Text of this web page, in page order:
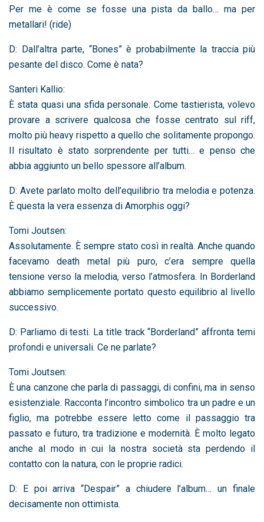
Per me è come se fosse una pista da ballo… ma per
metallari! (ride)
D: Dall’altra parte, “Bones” è probabilmente la traccia più
pesante del disco. Come è nata?
Santeri Kallio:
È stata quasi una sfida personale. Come tastierista, volevo
provare a scrivere qualcosa che fosse centrato sul riff,
molto più heavy rispetto a quello che solitamente propongo.
Il risultato è stato sorprendente per tutti… e penso che
abbia aggiunto un bello spessore all’album.
D: Avete parlato molto dell’equilibrio tra melodia e potenza.
È questa la vera essenza di Amorphis oggi?
Tomi Joutsen:
Assolutamente. È sempre stato così in realtà. Anche quando
facevamo death metal più puro, c’era sempre quella
tensione verso la melodia, verso l’atmosfera. In Borderland
abbiamo semplicemente portato questo equilibrio al livello
successivo.
D: Parliamo di testi. La title track “Borderland” affronta temi
profondi e universali. Ce ne parlate?
Tomi Joutsen:
È una canzone che parla di passaggi, di confini, ma in senso
esistenziale. Racconta l’incontro simbolico tra un padre e un
figlio, ma potrebbe essere letto come il passaggio tra
passato e futuro, tra tradizione e modernità. È molto legato
anche al modo in cui la nostra società sta perdendo il
contatto con la natura, con le proprie radici.
D: E poi arriva “Despair” a chiudere l’album… un finale
decisamente non ottimista.